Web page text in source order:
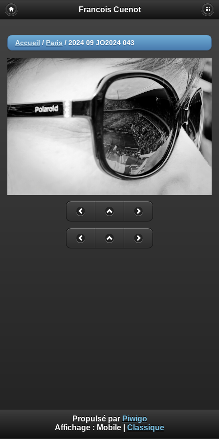
Francois Cuenot
Accueil / Paris / 2024 09 JO2024 043
Propulsé par Piwigo
Affichage : Mobile Classique